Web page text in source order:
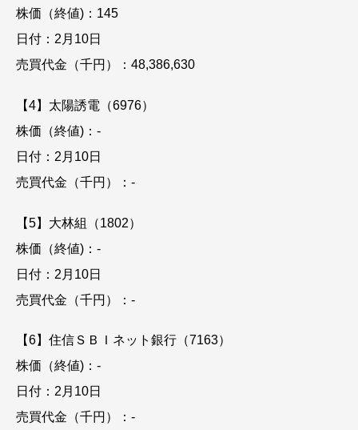
株価（終値)：145
日付：2月10日
売買代金（千円）：48,386,630
【4】太陽誘電（6976）
株価（終値)：-
日付：2月10日
売買代金（千円）：-
【5】大林組（1802）
株価（終値)：-
日付：2月10日
売買代金（千円）：-
【6】住信ＳＢＩネット銀行（7163）
株価（終値)：-
日付：2月10日
売買代金（千円）：-